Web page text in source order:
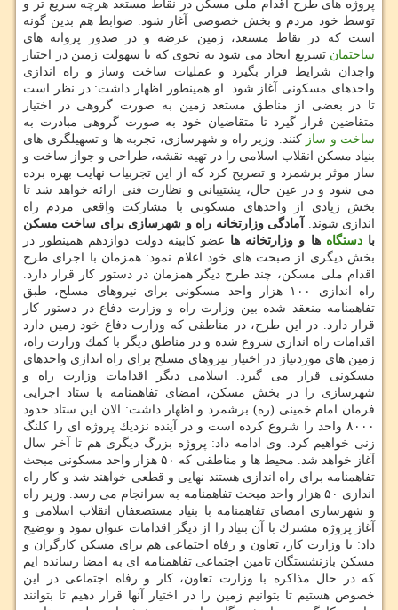
پروژه های طرح اقدام ملی مسكن در نقاط مستعد هرچه سریع تر و
توسط خود مردم و بخش خصوصی آغاز شود. ضوابط هم بدین گونه
است كه در نقاط مستعد، زمین عرضه و در صدور پروانه های
ساختمان تسریع ایجاد می شود به نحوی كه با سهولت زمین در اختیار
واجدان شرایط قرار بگیرد و عملیات ساخت وساز و راه اندازی
واحدهای مسكونی آغاز شود. او همینطور اظهار داشت: در نظر است
تا در بعضی از مناطق مستعد زمین به صورت گروهی در اختیار
متقاضین قرار گیرد تا متقاضیان خود به صورت گروهی مبادرت به
ساخت و ساز كنند. وزیر راه و شهرسازی، تجربه ها و تسهیلگری های
بنیاد مسكن انقلاب اسلامی را در تهیه نقشه، طراحی و جواز ساخت و
ساز موثر برشمرد و تصریح كرد كه از این تجربیات نهایت بهره برده
می شود و در عین حال، پشتیبانی و نظارت فنی ارائه خواهد شد تا
بخش زیادی از واحدهای مسكونی با مشاركت واقعی مردم راه
اندازی شوند.
آمادگی وزارتخانه راه و شهرسازی برای ساخت مسكن
بادستگاه ها و وزارتخانه ها عضو كابینه دولت دوازدهم همینطور در
بخش دیگری از صبحت های خود اعلام نمود: همزمان با اجرای طرح
اقدام ملی مسكن، چند طرح دیگر همزمان در دستور كار قرار دارد.
راه اندازی ۱۰۰ هزار واحد مسكونی برای نیروهای مسلح، طبق
تفاهمنامه منعقد شده بین وزارت راه و وزارت دفاع در دستور كار
قرار دارد. در این طرح، در مناطقی كه وزارت دفاع خود زمین دارد
اقدامات راه اندازی شروع شده و در مناطق دیگر با كمك وزارت راه،
زمین های موردنیاز در اختیار نیروهای مسلح برای راه اندازی واحدهای
مسكونی قرار می گیرد. اسلامی دیگر اقدامات وزارت راه و
شهرسازی را در بخش مسكن، امضای تفاهمنامه با ستاد اجرایی
فرمان امام خمینی (ره) برشمرد و اظهار داشت: الان این ستاد حدود
۸۰۰۰ واحد را شروع كرده است و در آینده نزدیك پروژه ای را كلنگ
زنی خواهیم كرد. وی ادامه داد: پروژه بزرگ دیگری هم تا آخر سال
آغاز خواهد شد. محیط ها و مناطقی كه ۵۰ هزار واحد مسكونی مبحث
تفاهمنامه برای راه اندازی هستند نهایی و قطعی خواهند شد و كار راه
اندازی ۵۰ هزار واحد مبحث تفاهمنامه به سرانجام می رسد. وزیر راه
و شهرسازی امضای تفاهمنامه با بنیاد مستضعفان انقلاب اسلامی و
آغاز پروژه مشترك با آن بنیاد را از دیگر اقدامات عنوان نمود و توضیح
داد: با وزارت كار، تعاون و رفاه اجتماعی هم برای مسكن كارگران و
مسكن بازنشستگان تامین اجتماعی تفاهمنامه ای به امضا رسانده ایم
كه در حال مذاكره با وزارت تعاون، كار و رفاه اجتماعی در این
خصوص هستیم تا بتوانیم زمین را در اختیار آنها قرار دهیم تا بتوانند